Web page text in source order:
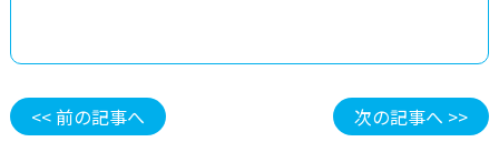
<< 前の記事へ 次の記事へ >>